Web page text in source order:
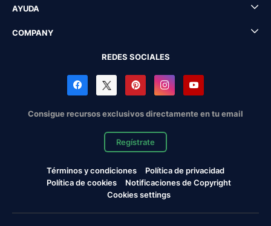
AYUDA
COMPANY
REDES SOCIALES
Consigue recursos exclusivos directamente en tu email
Regístrate
Términos y condiciones
Política de privacidad
Política de cookies
Notificaciones de Copyright
Cookies settings